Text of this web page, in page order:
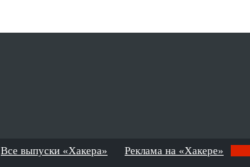
Все выпуски «Хакера» Реклама на «Хакере»